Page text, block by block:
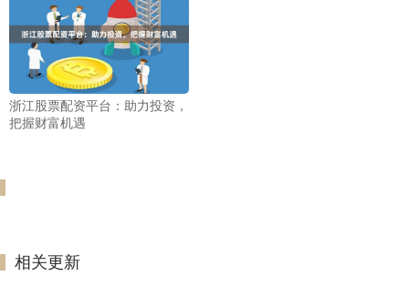
浙江股票配资平台：助力投资，
把握财富机遇
相关更新